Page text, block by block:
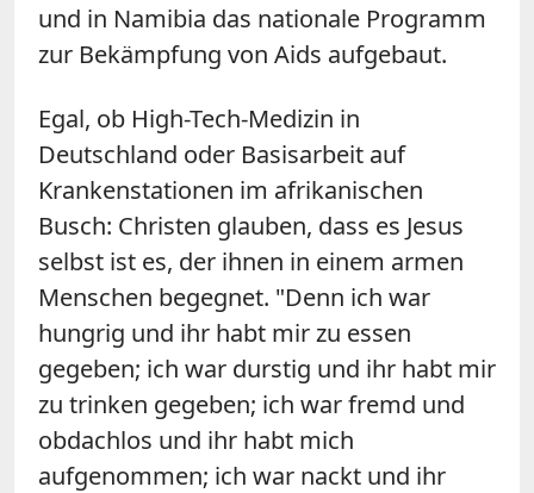
und in Namibia das nationale Programm
zur Bekämpfung von Aids aufgebaut.
Egal, ob High-Tech-Medizin in
Deutschland oder Basisarbeit auf
Krankenstationen im afrikanischen
Busch: Christen glauben, dass es Jesus
selbst ist es, der ihnen in einem armen
Menschen begegnet. "Denn ich war
hungrig und ihr habt mir zu essen
gegeben; ich war durstig und ihr habt mir
zu trinken gegeben; ich war fremd und
obdachlos und ihr habt mich
aufgenommen; ich war nackt und ihr